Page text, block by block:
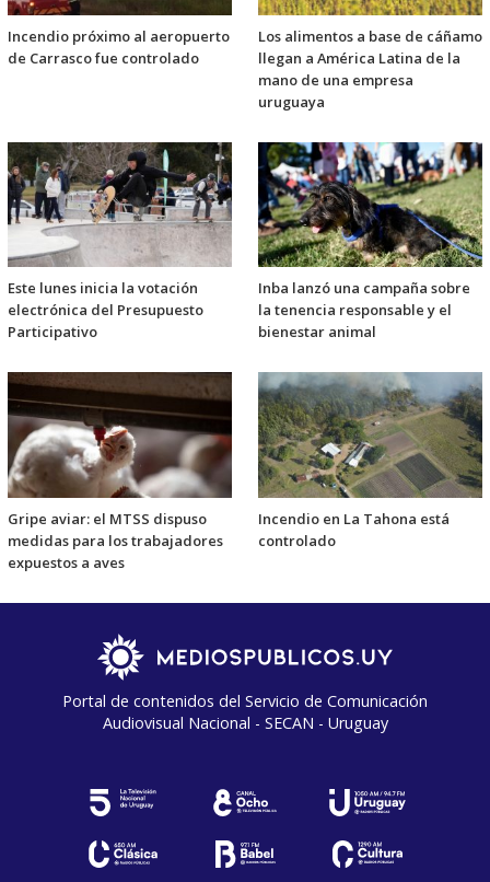
Incendio próximo al aeropuerto
de Carrasco fue controlado
Los alimentos a base de cáñamo
llegan a América Latina de la
mano de una empresa
uruguaya
Este lunes inicia la votación
electrónica del Presupuesto
Participativo
Inba lanzó una campaña sobre
la tenencia responsable y el
bienestar animal
Gripe aviar: el MTSS dispuso
medidas para los trabajadores
expuestos a aves
Incendio en La Tahona está
controlado
Portal de contenidos del Servicio de Comunicación
Audiovisual Nacional - SECAN - Uruguay